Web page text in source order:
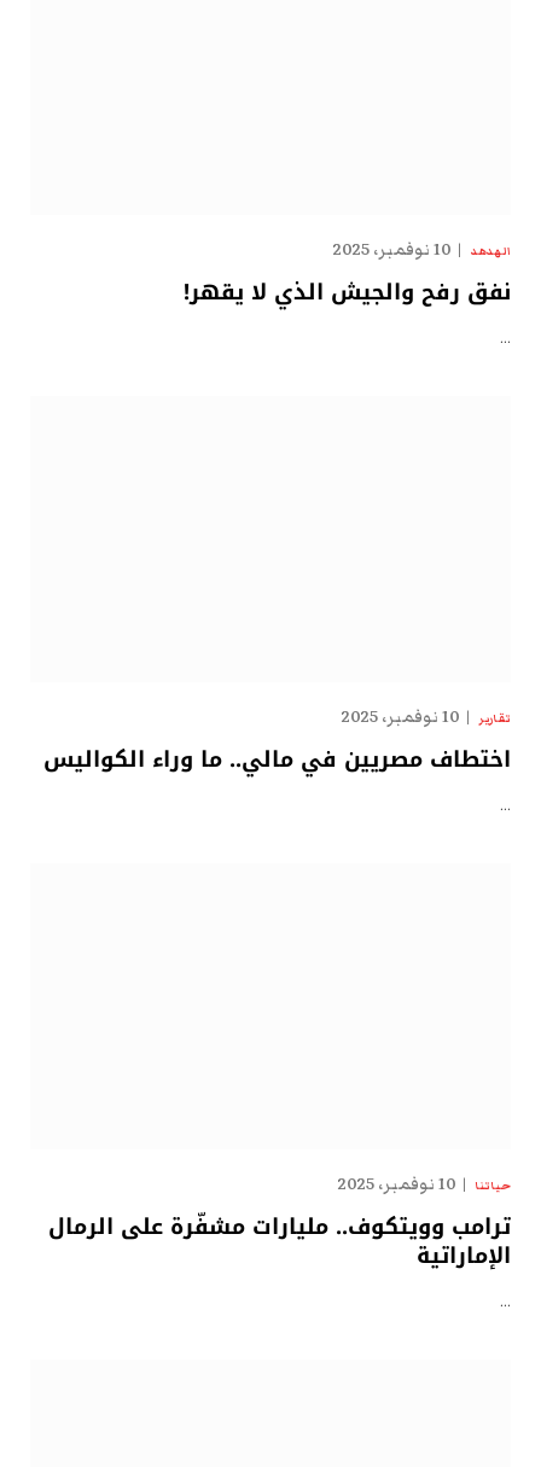
الهدهد 10 نوفمبر، 2025
نفق رفح والجيش الذي لا يقهر!
…
تقارير 10 نوفمبر، 2025
اختطاف مصريين في مالي.. ما وراء الكواليس
…
حياتنا 10 نوفمبر، 2025
ترامب وويتكوف.. مليارات مشفّرة على الرمال
الإماراتية
…